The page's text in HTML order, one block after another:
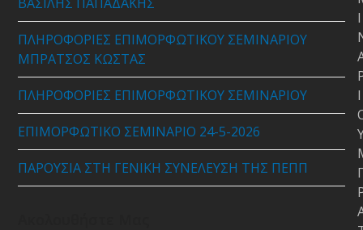
ΠΛΗΡΟΦΟΡΙΕΣ ΕΠΙΜΟΡΦΩΤΙΚΟΥ ΣΕΜΙΝΑΡΙΟΥ
ΜΠΡΑΤΣΟΣ ΚΩΣΤΑΣ
ΠΛΗΡΟΦΟΡΙΕΣ ΕΠΙΜΟΡΦΩΤΙΚΟΥ ΣΕΜΙΝΑΡΙΟΥ
ΕΠΙΜΟΡΦΩΤΙΚΟ ΣΕΜΙΝΑΡΙΟ 24-5-2026
ΠΑΡΟΥΣΙΑ ΣΤΗ ΓΕΝΙΚΗ ΣΥΝΕΛΕΥΣΗ ΤΗΣ ΠΕΠΠ
Ι
Ι